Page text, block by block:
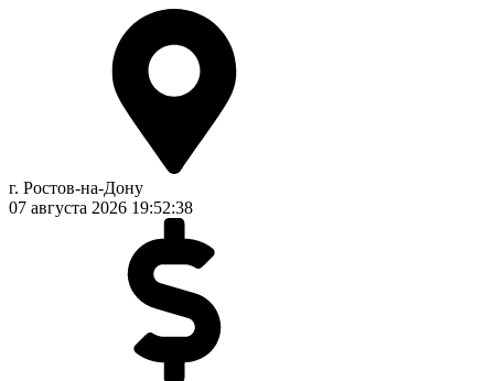
г. Ростов-на-Дону
07 августа 2026 19:52:38